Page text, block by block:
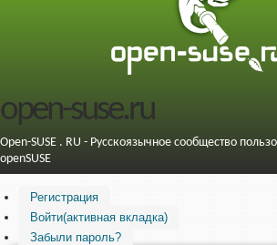
open-suse.ru
Open-SUSE . RU - Русскоязычное сообщество
openSUSE
Регистрация
Войти(активная вкладка)
Забыли пароль?